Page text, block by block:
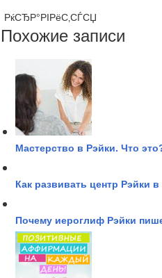
РќСЂР°РІРёС‚СЃСЏ
Похожие записи
Мастерство в Рэйки. Что
Как развивать центр Рэйки в
Почему иероглиф Рэйки